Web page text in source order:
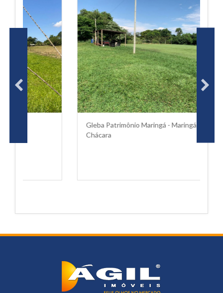
Gleba Patrimônio Maringá - Maringá - PR